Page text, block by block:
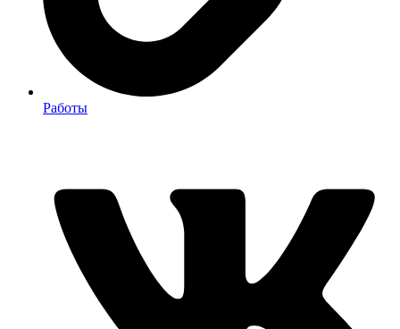
Работы